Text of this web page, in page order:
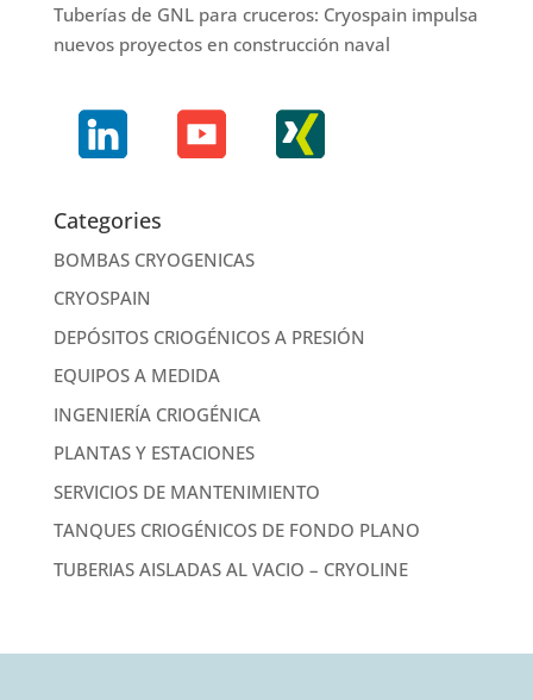
Tuberías de GNL para cruceros: Cryospain impulsa
nuevos proyectos en construcción naval
Categories
BOMBAS CRYOGENICAS
CRYOSPAIN
DEPÓSITOS CRIOGÉNICOS A PRESIÓN
EQUIPOS A MEDIDA
INGENIERÍA CRIOGÉNICA
PLANTAS Y ESTACIONES
SERVICIOS DE MANTENIMIENTO
TANQUES CRIOGÉNICOS DE FONDO PLANO
TUBERIAS AISLADAS AL VACIO – CRYOLINE